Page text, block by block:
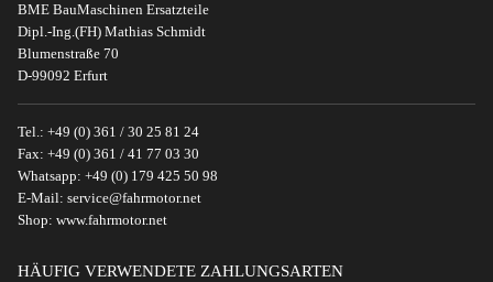
BME BauMaschinen Ersatzteile
Dipl.-Ing.(FH) Mathias Schmidt
Blumenstraße 70
D-99092 Erfurt
Tel.: +49 (0) 361 / 30 25 81 24
Fax: +49 (0) 361 / 41 77 03 30
Whatsapp: +49 (0) 179 425 50 98
E-Mail: service@fahrmotor.net
Shop: www.fahrmotor.net
HÄUFIG VERWENDETE ZAHLUNGSARTEN